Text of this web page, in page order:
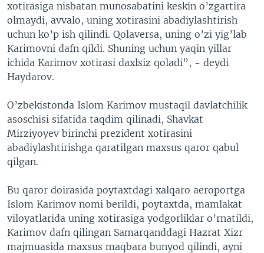
xotirasiga nisbatan munosabatini keskin o’zgartira
olmaydi, avvalo, uning xotirasini abadiylashtirish
uchun ko’p ish qilindi. Qolaversa, uning o’zi yig’lab
Karimovni dafn qildi. Shuning uchun yaqin yillar
ichida Karimov xotirasi daxlsiz qoladi”, - deydi
Haydarov.
O’zbekistonda Islom Karimov mustaqil davlatchilik
asoschisi sifatida taqdim qilinadi, Shavkat
Mirziyoyev birinchi prezident xotirasini
abadiylashtirishga qaratilgan maxsus qaror qabul
qilgan.
Bu qaror doirasida poytaxtdagi xalqaro aeroportga
Islom Karimov nomi berildi, poytaxtda, mamlakat
viloyatlarida uning xotirasiga yodgorliklar o’rnatildi,
Karimov dafn qilingan Samarqanddagi Hazrat Xizr
majmuasida maxsus maqbara bunyod qilindi, ayni